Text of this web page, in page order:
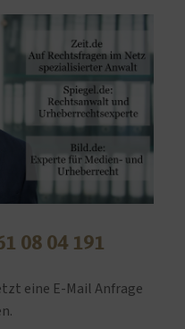
08 04 191
eine E-Mail Anfrage